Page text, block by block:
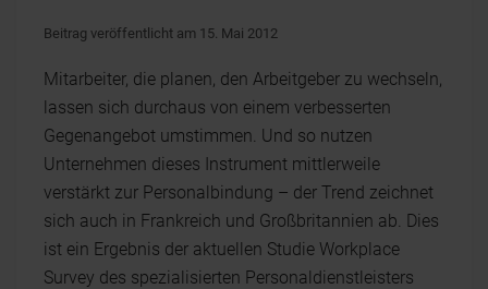
Beitrag veröffentlicht am 15. Mai 2012
Mitarbeiter, die planen, den Arbeitgeber zu wechseln,
lassen sich durchaus von einem verbesserten
Gegenangebot umstimmen. Und so nutzen
Unternehmen dieses Instrument mittlerweile
verstärkt zur Personalbindung – der Trend zeichnet
sich auch in Frankreich und Großbritannien ab. Dies
ist ein Ergebnis der aktuellen Studie Workplace
Survey des spezialisierten Personaldienstleisters